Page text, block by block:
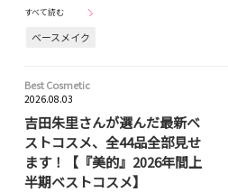
すべて読む
ベースメイク
Best Cosmetic
2026.08.03
吉田朱里さんが選んだ最新ベ
ストコスメ、全44品全部見せ
ます！【『美的』2026年間上
半期ベストコスメ】